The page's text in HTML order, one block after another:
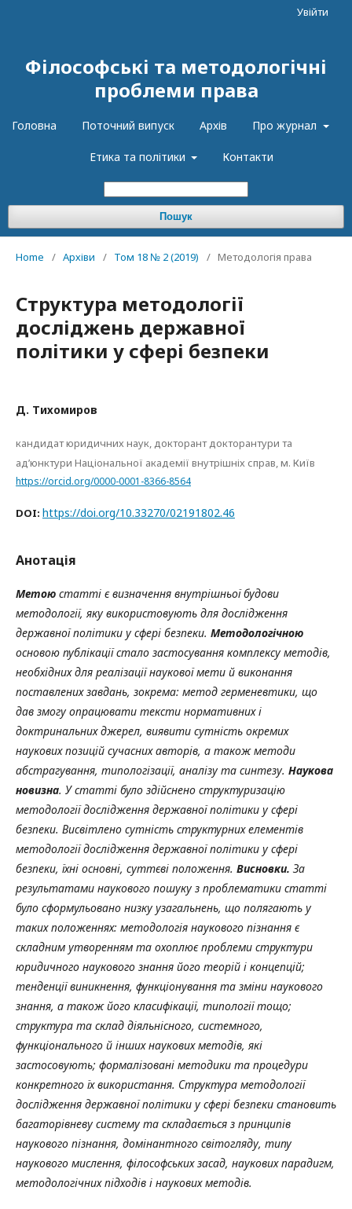
Філософські та методологічні
проблеми права
Головна Поточний випуск Архів Про журнал
Етика та політики Контакти
Пошук
Увійти
Home / Архіви / Том 18 № 2 (2019) / Методологія права
Структура методології
досліджень державної
політики у сфері безпеки
Д. Тихомиров
кандидат юридичних наук, докторант докторантури та
ад’юнктури Національної академії внутрішніх справ, м. Київ
https://orcid.org/0000-0001-8366-8564
DOI: https://doi.org/10.33270/02191802.46
Анотація
Метою статті є визначення внутрішньої будови
методології, яку використовують для дослідження
державної політики у сфері безпеки. Методологічною
основою публікації стало застосування комплексу методів,
необхідних для реалізації наукової мети й виконання
поставлених завдань, зокрема: метод герменевтики, що
дав змогу опрацювати тексти нормативних і
доктринальних джерел, виявити сутність окремих
наукових позицій сучасних авторів, а також методи
абстрагування, типологізації, аналізу та синтезу. Наукова
новизна. У статті було здійснено структуризацію
методології дослідження державної політики у сфері
безпеки. Висвітлено сутність структурних елементів
методології дослідження державної політики у сфері
безпеки, їхні основні, суттєві положення. Висновки. За
результатами наукового пошуку з проблематики статті
було сформульовано низку узагальнень, що полягають у
таких положеннях: методологія наукового пізнання є
складним утворенням та охоплює проблеми структури
юридичного наукового знання його теорій і концепцій;
тенденції виникнення, функціонування та зміни наукового
знання, а також його класифікації, типології тощо;
структура та склад діяльнісного, системного,
функціонального й інших наукових методів, які
застосовують; формалізовані методики та процедури
конкретного їх використання. Структура методології
дослідження державної політики у сфері безпеки становить
багаторівневу систему та складається з принципів
наукового пізнання, домінантного світогляду, типу
наукового мислення, філософських засад, наукових парадигм,
методологічних підходів і наукових методів.